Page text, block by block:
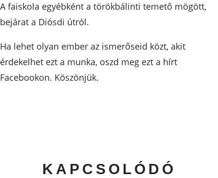
A faiskola egyébként a törökbálinti temető mögött,
bejárat a Diósdi útról.
Ha lehet olyan ember az ismerőseid közt, akit
érdekelhet ezt a munka, oszd meg ezt a hírt
Facebookon. Köszönjük.
KAPCSOLÓDÓ